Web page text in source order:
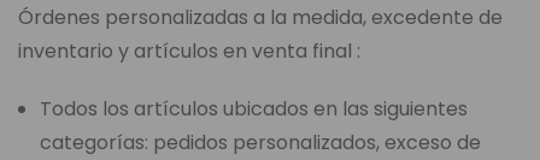
Órdenes personalizadas a la medida, excedente de
inventario y artículos en venta final :
Todos los artículos ubicados en las siguientes
categorías: pedidos personalizados, exceso de